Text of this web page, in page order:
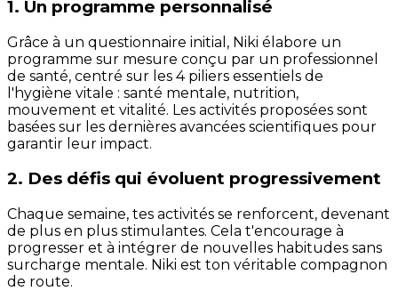
1. Un programme personnalisé
Grâce à un questionnaire initial, Niki élabore un
programme sur mesure conçu par un professionnel
de santé, centré sur les 4 piliers essentiels de
l'hygiène vitale : santé mentale, nutrition,
mouvement et vitalité. Les activités proposées sont
basées sur les dernières avancées scientifiques pour
garantir leur impact.
2. Des défis qui évoluent progressivement
Chaque semaine, tes activités se renforcent, devenant
de plus en plus stimulantes. Cela t'encourage à
progresser et à intégrer de nouvelles habitudes sans
surcharge mentale. Niki est ton véritable compagnon
de route.